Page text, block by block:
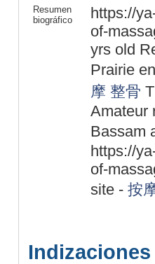
Resumen
biográfico
https://
of-
yrs old
Prairie
摩 整骨
Amateur
Bassam
https://
of-
site - 按
Indizaciones